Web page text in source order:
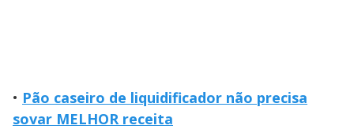
• Pão caseiro de liquidificador não precisa
sovar MELHOR receita